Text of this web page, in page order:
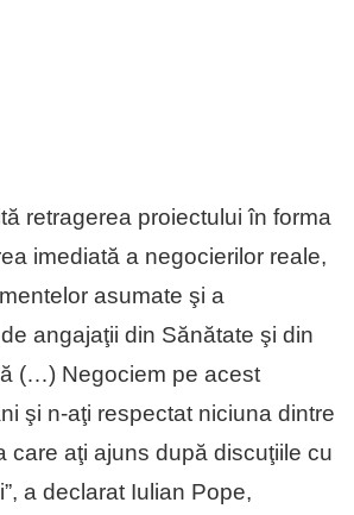
retragerea proiectului în forma
imediată a negocierilor reale,
asumate şi a
angajaţii din Sănătate şi din
(…) Negociem pe acest
şi n-aţi respectat niciuna dintre
care aţi ajuns după discuţiile cu
a declarat Iulian Pope,